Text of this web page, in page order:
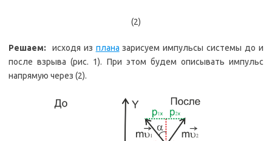
(2)
Решаем: исходя из плана зарисуем импульсы системы до и
после взрыва (рис. 1). При этом будем описывать импульс
напрямую через (2).